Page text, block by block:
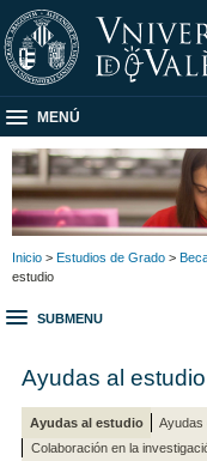
MENÚ
Inicio > Estudios de Grado >
estudio
SUBMENU
Ayudas al
Ayudas al estudio Ayudas
Colaboración en la